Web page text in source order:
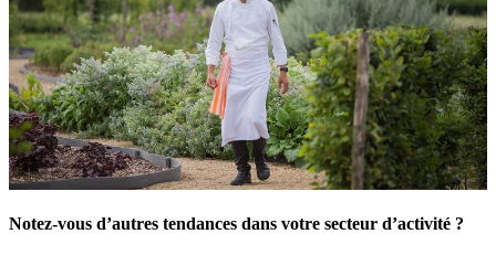
Notez-vous d’autres tendances dans votre secteur d’activité ?